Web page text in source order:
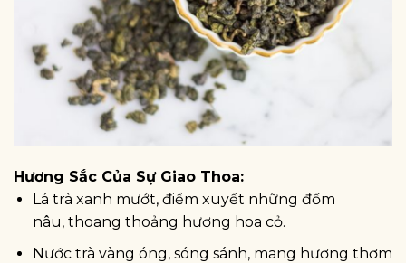
Hương Sắc Của Sự Giao Thoa:
Lá trà xanh mướt, điểm xuyết những đốm
nâu, thoang thoảng hương hoa cỏ.
Nước trà vàng óng, sóng sánh, mang hương thơm